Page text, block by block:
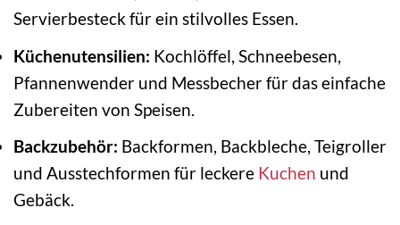
Servierbesteck für ein stilvolles Essen.
Küchenutensilien: Kochlöffel, Schneebesen,
Pfannenwender und Messbecher für das einfache
Zubereiten von Speisen.
Backzubehör: Backformen, Backbleche, Teigroller
und Ausstechformen für leckere Kuchen und
Gebäck.